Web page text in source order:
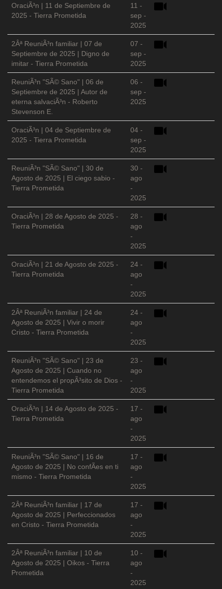
OraciÃ³n | 11 de Septiembre de
2025 - Tierra Prometida
11 -
sep -
2025
2Âª ReuniÃ³n familiar | 07 de
Septiembre de 2025 | Digno de
imitar - Tierra Prometida
07 -
sep -
2025
ReuniÃ³n "SÃ© Sano" | 06 de
Septiembre de 2025 | Autor de
eterna salvaciÃ³n - Roberto
Stevenson E.
06 -
sep -
2025
OraciÃ³n | 04 de Septiembre de
2025 - Tierra Prometida
04 -
sep -
2025
ReuniÃ³n "SÃ© Sano" | 30 de
Agosto de 2025 | El ciego sabio -
Tierra Prometida
30 -
ago
-
2025
OraciÃ³n | 28 de Agosto de 2025 -
Tierra Prometida
28 -
ago
-
2025
OraciÃ³n | 21 de Agosto de 2025 -
Tierra Prometida
24 -
ago
-
2025
2Âª ReuniÃ³n familiar | 24 de
Agosto de 2025 | Vivir o morir
Cristo - Tierra Prometida
24 -
ago
-
2025
ReuniÃ³n "SÃ© Sano" | 23 de
Agosto de 2025 | Cuando no
entendemos el propÃ³sito de Dios -
Tierra Prometida
23 -
ago
-
2025
OraciÃ³n | 14 de Agosto de 2025 -
Tierra Prometida
17 -
ago
-
2025
ReuniÃ³n "SÃ© Sano" | 16 de
Agosto de 2025 | No confÃ­es en ti
mismo - Tierra Prometida
17 -
ago
-
2025
2Âª ReuniÃ³n familiar | 17 de
Agosto de 2025 | Perfeccionados
en Cristo - Tierra Prometida
17 -
ago
-
2025
2Âª ReuniÃ³n familiar | 10 de
Agosto de 2025 | Oikos - Tierra
Prometida
10 -
ago
-
2025